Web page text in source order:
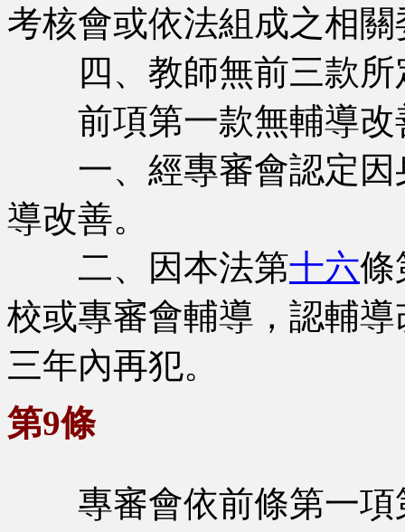
考核會或依法組成之相
四、教師無前三款所
前項第一款無輔導改
一、經專審會認定因
導改善。
二、因本法第十六條
校或專審會輔導，認輔
三年內再犯。
第9條
專審會依前條第一項